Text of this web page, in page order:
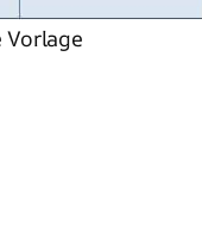
Vorlage